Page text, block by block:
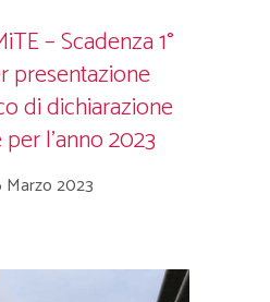
– Scadenza 1°
presentazione
di dichiarazione
l’anno 2023
Marzo 2023